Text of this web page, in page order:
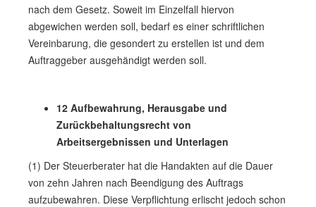
nach dem Gesetz. Soweit im Einzelfall hiervon
abgewichen werden soll, bedarf es einer schriftlichen
Vereinbarung, die gesondert zu erstellen ist und dem
Auftraggeber ausgehändigt werden soll.
12 Aufbewahrung, Herausgabe und
Zurückbehaltungsrecht von
Arbeitsergebnissen und Unterlagen
(1) Der Steuerberater hat die Handakten auf die Dauer
von zehn Jahren nach Beendigung des Auftrags
aufzubewahren. Diese Verpflichtung erlischt jedoch schon